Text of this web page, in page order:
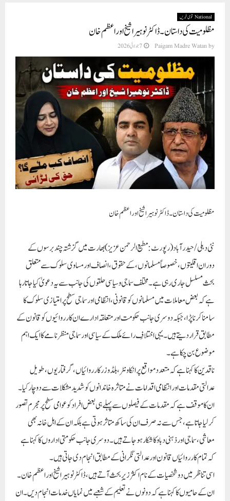
National قومی خبریں
مظلومیت کی داستان ۔ ڈاکٹر نوہیرا شیخ اور اعظم خان
by
Paigam Madre Watan 7 جولائی 2026
مظلومیت کی داستان ۔ ڈاکٹر نوہیرا شیخ اور اعظم خان
نئی دہلی / حیدرآباد (رپورٹ: مطیع الرحمن عزیز) بھارت میں گزشتہ چند برسوں کے
دوران اقلیتوں، خصوصاً مسلمانوں، کے حقوق، انصاف اور مساوی سلوک سے متعلق
بحث مسلسل جاری رہی ہے۔ مختلف سماجی و سیاسی حلقوں کی جانب سے یہ دعویٰ کیا جاتا رہا
ہے کہ بعض معاملات میں مسلمانوں کو قانونی، انتظامی اور سماجی سطح پر امتیازی سلوک کا
سامنا کرنا پڑا، جبکہ دوسری جانب حکومت اور متعلقہ ادارے ان کارروائیوں کو قانون کے
مطابق قرار دیتے ہیں۔ یہی اختلافِ رائے ملک کے سیاسی اور سماجی منظرنامے کا ایک اہم
موضوع بن چکا ہے۔
ناقدین کا کہنا ہے کہ متعدد مواقع پر انکاونٹر، بلڈوزر کارروائیاں، گرفتاریوں، طویل
عدالتی مقدمات اور انتظامی اقدامات نے متاثرہ خاندانوں کو شدید مشکلات سے دوچار کیا۔
ان کا موقف ہے کہ مقدمات کے فیصلوں سے پہلے ہی بعض افراد کو عوامی سطح پر مجرم تصور
کر لیا جاتا ہے، جس سے نہ صرف ان کی ساکھ متاثر ہوتی ہے بلکہ ان کے اہل خانہ بھی
معاشی، سماجی اور ذہنی دباو کا شکار ہو جاتے ہیں۔ دوسری جانب حکومتی اداروں کا کہنا ہے
کہ تمام کارروائیاں قانون اور عدالتی نگرانی کے مطابق انجام دی جاتی ہیں۔
اسی تناظر میں دو شخصیات کے نام اکثر زیرِ بحث آتے ہیں، ڈاکٹر نوہیرا شیخ اور اعظم خان۔
ان کے حامیوں کا کہنا ہے کہ دونوں نے تعلیم کے شعبے میں نمایاں خدمات انجام دیں۔ ان